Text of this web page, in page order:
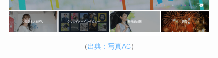
（出典：写真AC）